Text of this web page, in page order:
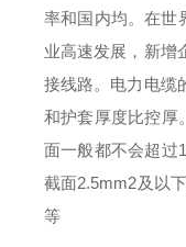
率和国内均。在世
业高速发展，新增
接线路。电力电缆
和护套厚度比控厚
面一般都不会超过
截面2.5mm2及以
等